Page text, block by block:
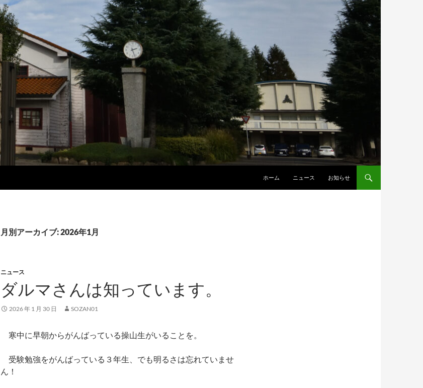
ホーム ニュース お知らせ
月別アーカイブ: 2026年1月
ニュース
ダルマさんは知っています。
2026 年 1 月 30 日 SOZAN01
寒中に早朝からがんばっている操山生がいることを。
受験勉強をがんばっている３年生、でも明るさは忘れていませ
ん！